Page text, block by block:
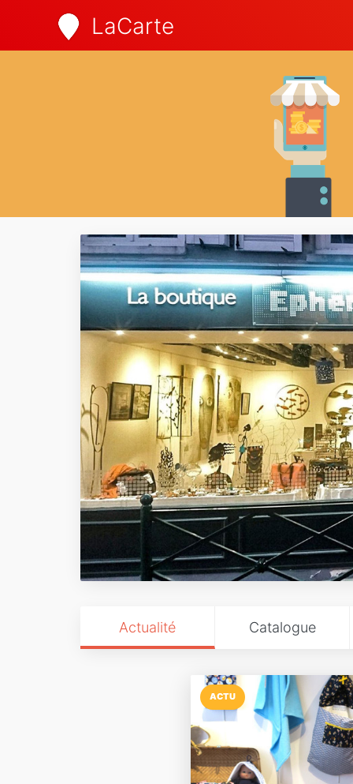
LaCarte
Actualité Catalogue
ACTU